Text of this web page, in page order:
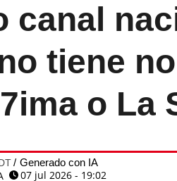
canal
tiene
o La
Generado con IA
07 jul 2026 - 19:02